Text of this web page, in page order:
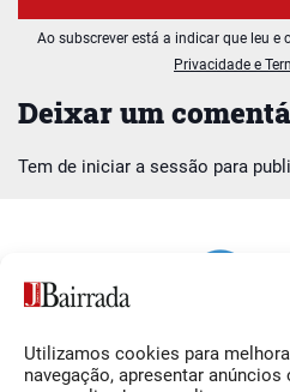
Utilizamos cookies para
navegação, apresentar anúncios
Deixar um
Tem de iniciar a sessão para
Ao subscrever está a indicar que leu e
Privacidade e
Siga-nos